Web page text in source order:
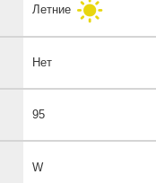
Летние
Нет
95
W